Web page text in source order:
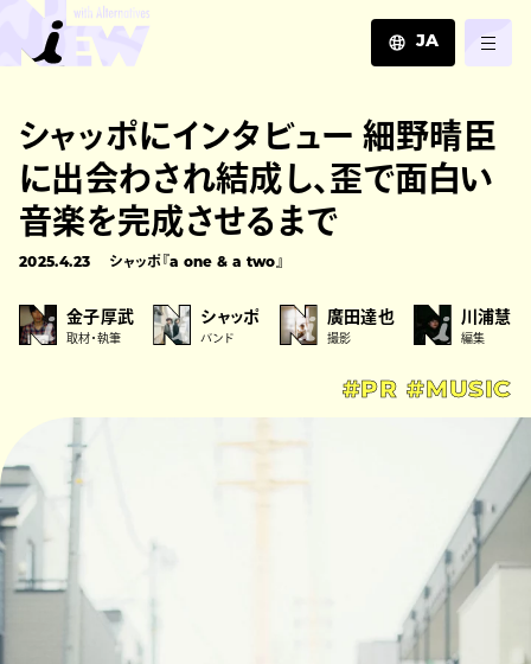
JA
EN
ZH
シャッポにインタビュー 細野晴臣
に出会わされ結成し、歪で面白い
音楽を完成させるまで
2025.4.23 シャッポ『a one & a two』
金子厚武
取材・執筆
シャッポ
バンド
廣田達也
撮影
川浦慧
編集
#PR #MUSIC